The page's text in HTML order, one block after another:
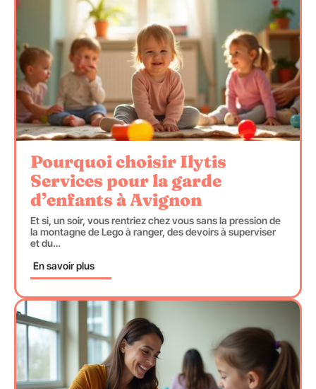
Pourquoi choisir Ilytis
Services pour la garde
d’enfants à Avignon
Et si, un soir, vous rentriez chez vous sans la pression de
la montagne de Lego à ranger, des devoirs à superviser
et du…
En savoir plus